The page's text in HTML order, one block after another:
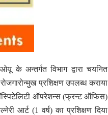
के अन्तर्गत विभाग द्वारा चयनित
प्रशिक्षण उपलब्ध कराया
ऑपरेशन्स (फ्रन्ट ऑफिस)
आर्ट (1 वर्ष) का प्रशिक्षण दिया